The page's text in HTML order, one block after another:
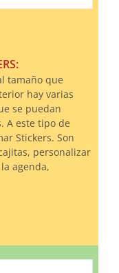
tamaño que
hay varias
se puedan
A este tipo de
Stickers. Son
personalizar
agenda,